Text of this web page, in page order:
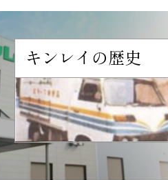
キンレイの歴史